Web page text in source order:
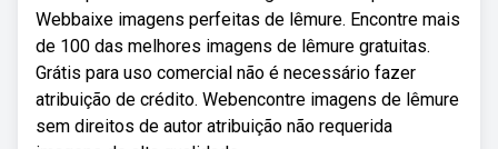
Webbaixe imagens perfeitas de lêmure. Encontre mais
de 100 das melhores imagens de lêmure gratuitas.
Grátis para uso comercial não é necessário fazer
atribuição de crédito. Webencontre imagens de lêmure
sem direitos de autor atribuição não requerida